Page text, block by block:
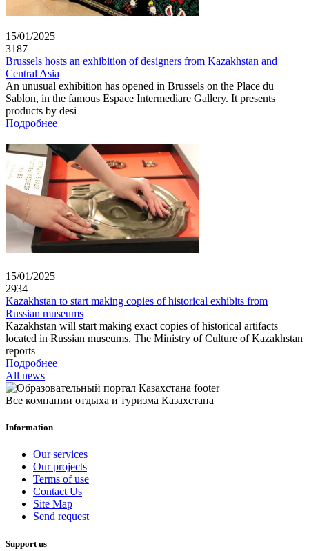
15/01/2025
3187
Brussels hosts an exhibition of designers from Kazakhstan and
Central Asia
An unusual exhibition has opened in Brussels on the Place du
Sablon, in the famous Espace Intermediare Gallery. It presents
products by desi
Подробнее
15/01/2025
2934
Kazakhstan to start making copies of historical exhibits from
Russian museums
Kazakhstan will start making exact copies of historical artifacts
located in Russian museums. The Ministry of Culture of Kazakhstan
reports
Подробнее
All news
Все компании отдыха и туризма Казахстана
Information
Our services
Our projects
Terms of use
Contact Us
Site Map
Send request
Support us